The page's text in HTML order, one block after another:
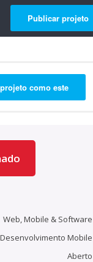
Publicar projeto
como este
Web, Mobile & Software
Desenvolvimento Mobile
Aberto